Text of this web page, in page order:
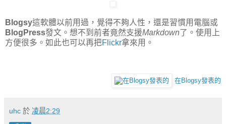
Blogsy這軟體以前用過，覺得不夠人性，還是習慣用電腦或
BlogPress發文。想不到前者竟然支援Markdown了。使用上
方便很多。如此也可以再把Flickr拿來用。
在Blogsy發表的
uhc 於 凌晨2:29